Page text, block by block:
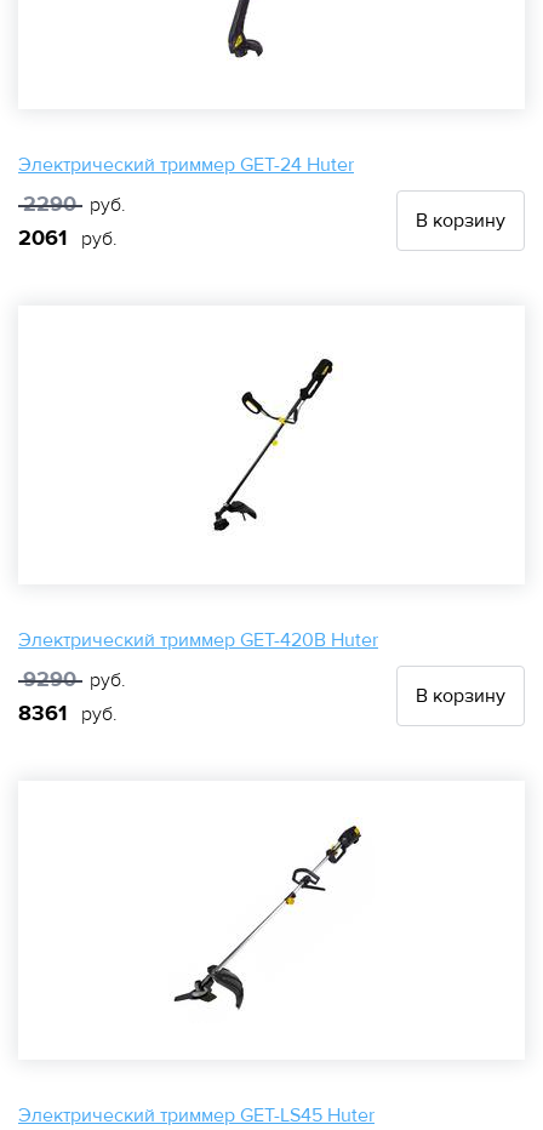
Электрический триммер GET-24 Huter
2290 руб.
2061 руб.
В корзину
Электрический триммер GET-420B Huter
9290 руб.
8361 руб.
В корзину
Электрический триммер GET-LS45 Huter